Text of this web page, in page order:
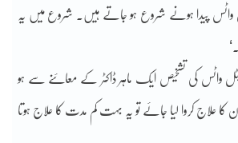
واٹس پیدا ہونے شروع ہو جاتے ہیں۔ شروع میں یہ
واٹس کی تشخیص ایک ماہر ڈاکٹر کے معائنے سے ہو
علاج کروا لیا جائے تو یہ بہت کم مدت کا علاج ہوتا